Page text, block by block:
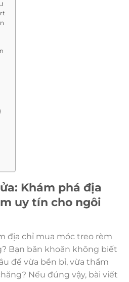
Khám phá địa
uy tín cho ngôi
địa chỉ mua móc treo rèm
Bạn băn khoăn không biết
để vừa bền bỉ, vừa thẩm
Nếu đúng vậy, bài viết